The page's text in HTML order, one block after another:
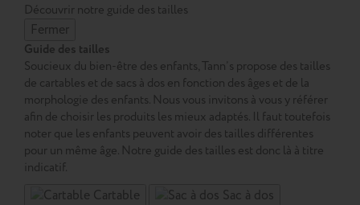
Découvrir notre guide des tailles
Fermer
Guide des tailles
Soucieux du bien-être des enfants, Tann’s propose des tailles
de cartables et de sacs à dos en fonction des âges et de la
morphologie des enfants. Nous vous invitons à vous y référer
afin de choisir les produits les mieux adaptés. Il faut toutefois
noter que les enfants peuvent avoir des tailles différentes
pour un même âge. Notre guide des tailles est donc là à titre
indicatif.
Cartable Sac à dos